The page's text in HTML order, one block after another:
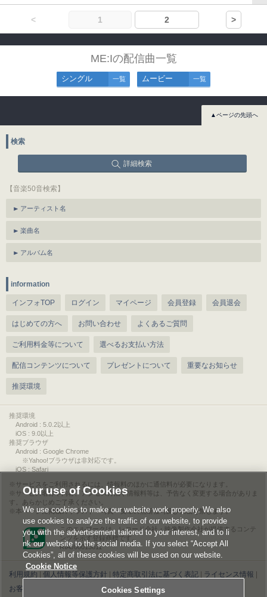
< 1 2 >
ME:Iの配信曲一覧
シングル 一覧 ムービー 一覧
▲ページの先頭へ
検索
詳細検索
【音楽50音検索】
アーティスト名
楽曲名
アルバム名
information
インフォTOP ログイン マイページ 会員登録 会員退会
はじめての方へ お問い合わせ よくあるご質問
ご利用料金等について 選べるお支払い方法
配信コンテンツについて プレゼントについて 重要なお知らせ
推奨環境
推奨環境
Android : 5.0.2以上
iOS : 9.0以上
推奨ブラウザ
Android : Google Chrome
※Yahoo!ブラウザは非対応です。
iOS : Safari
サービスをご利用されるには、情報料のほかに通信料が必要になります。
サービス名称や内容、アクセス方法や情報料等は、予告なく変更する場合がありま
す。あらかじめご了承ください。
本ページに掲載のイラスト・写真・文章の無断複写及び転載を禁じます。
このエルマークは、レコード会社・映像製作会社が提供するコンテ
ンツを示す登録商標です。
RIAJ00013011
利用規約 個人情報等保護方針 特定商取引法に基づく表記 ライセンス情報
お客様情報の外部送信について|Cookies Settings
Our use of Cookies
We use cookies to make our website work properly. We also
use cookies to analyze the traffic of our website, to provide
you with the advertisement tailored to your interest, and to li
nk our website to the social media. If you select “Accept All
Cookies”, all of these cookies will be used on our website.
Cookie Notice
Cookies Settings